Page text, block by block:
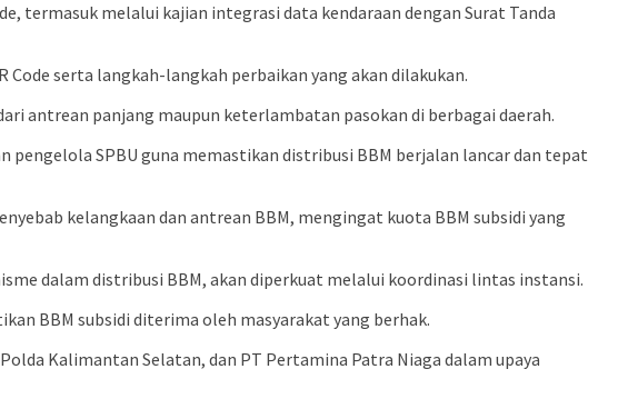
termasuk melalui kajian integrasi data kendaraan dengan Surat Tanda
serta langkah-langkah perbaikan yang akan dilakukan.
antrean panjang maupun keterlambatan pasokan di berbagai daerah.
SPBU guna memastikan distribusi BBM berjalan lancar dan tepat
kelangkaan dan antrean BBM, mengingat kuota BBM subsidi yang
dalam distribusi BBM, akan diperkuat melalui koordinasi lintas instansi.
BBM subsidi diterima oleh masyarakat yang berhak.
Kalimantan Selatan, dan PT Pertamina Patra Niaga dalam upaya